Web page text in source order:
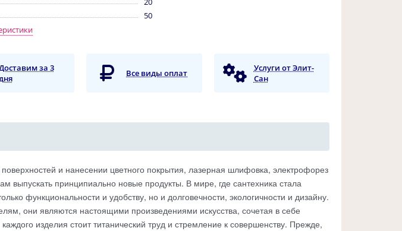
50
за 3
Все виды оплат
Услуги от Элит-
Сан
и нанесении цветного покрытия, лазерная шлифовка, электрофорез
выпускать принципиально новые продукты. В мире, где сантехника стала
функциональности и удобству, но и долговечности, экологичности и дизайну.
они являются настоящими произведениями искусства, сочетая в себе
изделия стоит титанический труд и стремление к совершенству. Прежде,